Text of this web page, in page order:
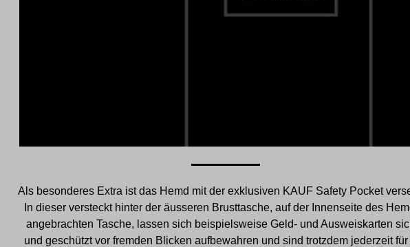
Als besonderes Extra ist das Hemd mit der exklusiven KAUF Safety Pocket
In dieser versteckt hinter der äusseren Brusttasche, auf der Innenseite des
angebrachten Tasche, lassen sich beispielsweise Geld- und Ausweiskarten
und geschützt vor fremden Blicken aufbewahren und sind trotzdem jederzeit